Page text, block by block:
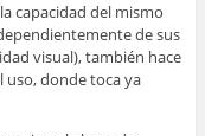
capacidad del mismo
de sus
visual), también hace
uso, donde toca ya